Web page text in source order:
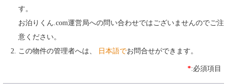
す。
お泊りくん.com運営局への問い合わせではございませんのでご注
意ください。
この物件の管理者へは、
日本語でお問合せができます。
*:必須項目